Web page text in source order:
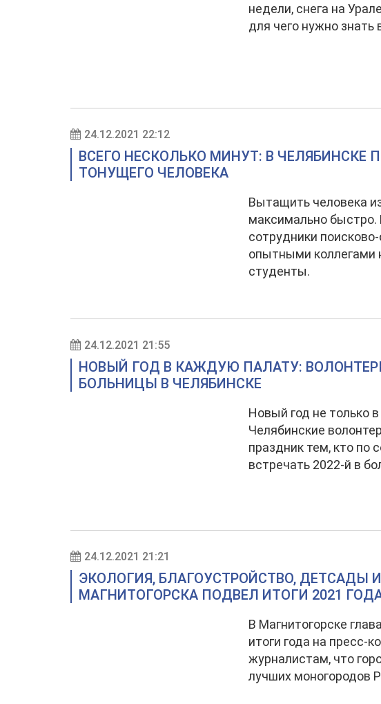
недели, снега на
для чего нужно знать
24.12.2021 22:12
ВСЕГО НЕСКОЛЬКО МИНУТ: В ЧЕЛЯБИНСКЕ
ТОНУЩЕГО ЧЕЛОВЕКА
Вытащить человека
максимально быстро.
сотрудники
опытными коллегами
студенты.
24.12.2021 21:55
НОВЫЙ ГОД В КАЖДУЮ ПАЛАТУ:
БОЛЬНИЦЫ В ЧЕЛЯБИНСКЕ
Новый год не только
Челябинские
праздник тем, кто по
встречать 2022-й в
24.12.2021 21:21
ЭКОЛОГИЯ, БЛАГОУСТРОЙСТВО, ДЕТСАДЫ
МАГНИТОГОРСКА ПОДВЕЛ ИТОГИ 2021
В Магнитогорске
итоги года на пресс-
журналистам, что
лучших моногородов